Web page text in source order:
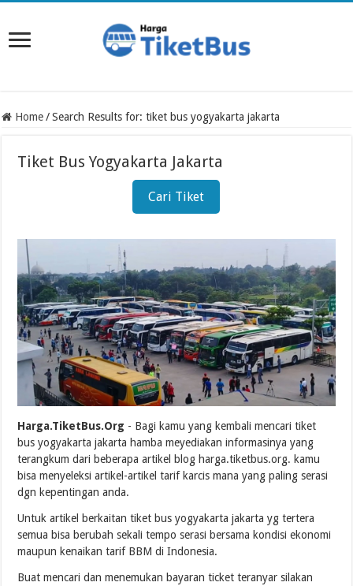
Home / Search Results for: tiket bus yogyakarta jakarta
Tiket Bus Yogyakarta Jakarta
Cari Tiket
Harga.TiketBus.Org - Bagi kamu yang kembali mencari tiket
bus yogyakarta jakarta hamba meyediakan informasinya yang
terangkum dari beberapa artikel blog harga.tiketbus.org. kamu
bisa menyeleksi artikel-artikel tarif karcis mana yang paling serasi
dgn kepentingan anda.
Untuk artikel berkaitan tiket bus yogyakarta jakarta yg tertera
semua bisa berubah sekali tempo serasi bersama kondisi ekonomi
maupun kenaikan tarif BBM di Indonesia.
Buat mencari dan menemukan bayaran ticket teranyar silakan